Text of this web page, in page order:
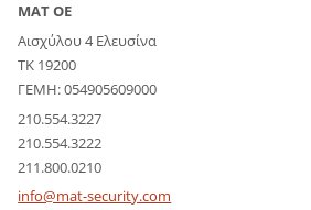
ΜΑΤ ΟΕ
Αισχύλου 4 Ελευσίνα
ΤΚ 19200
ΓΕΜΗ: 054905609000
210.554.3227
210.554.3222
211.800.0210
info@mat-security.com